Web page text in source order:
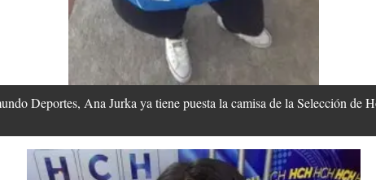
Deportes, Ana Jurka ya tiene puesta la camisa de la Selección de